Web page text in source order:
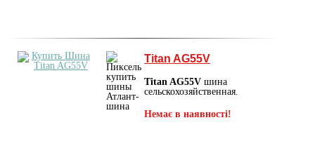
Titan AG55V
Titan AG55V шина
сельскохозяйственная.
Немає в наявності!